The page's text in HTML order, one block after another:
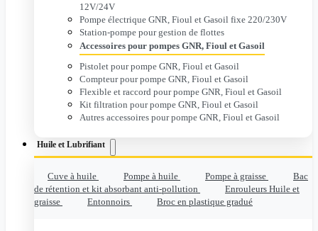
12V/24V
Pompe électrique GNR, Fioul et Gasoil fixe 220/230V
Station-pompe pour gestion de flottes
Accessoires pour pompes GNR, Fioul et Gasoil
Pistolet pour pompe GNR, Fioul et Gasoil
Compteur pour pompe GNR, Fioul et Gasoil
Flexible et raccord pour pompe GNR, Fioul et Gasoil
Kit filtration pour pompe GNR, Fioul et Gasoil
Autres accessoires pour pompe GNR, Fioul et Gasoil
Huile et Lubrifiant
Cuve à huile Pompe à huile Pompe à graisse
Bac
de rétention et kit absorbant anti-pollution
Enrouleurs Huile et
graisse
Entonnoirs Broc en plastique gradué